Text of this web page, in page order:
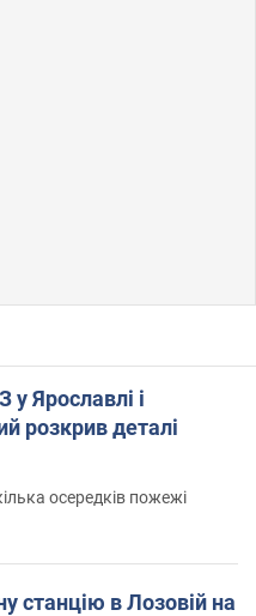
Ярославлі і
розкрив деталі
осередків пожежі
станцію в Лозовій на